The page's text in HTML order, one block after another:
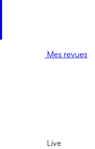
Mes revues
Live